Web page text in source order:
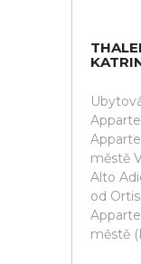
městě
Alto
od
městě